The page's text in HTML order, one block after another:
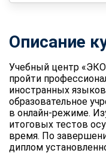
Описание
Учебный центр
пройти
иностранных
образовательное
в онлайн-режиме.
итоговых тестов
время. По
диплом